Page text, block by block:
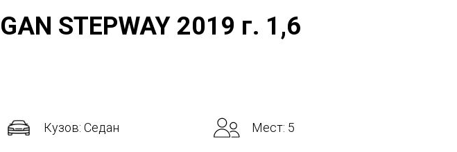
STEPWAY 2019 г. 1,6
Кузов: Седан Мест: 5